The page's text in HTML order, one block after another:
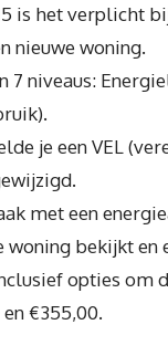
is het verplicht
nieuwe woning.
7 niveaus:
je een VEL
met een
woning bekijkt en
opties om
€355,00.